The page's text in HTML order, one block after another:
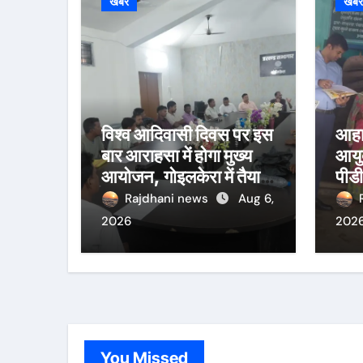
विश्व आदिवासी दिवस पर इस
बार आराहसा में होगा मुख्य
आयोजन, गोइलकेरा में तैयारी
बैठक संपन्न
Rajdhani news
Aug 6,
2026
You Missed